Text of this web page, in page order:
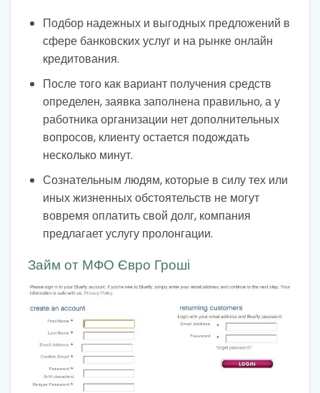
Подбор надежных и выгодных предложений в
сфере банковских услуг и на рынке онлайн
кредитования.
После того как вариант получения средств
определен, заявка заполнена правильно, а у
работника организации нет дополнительных
вопросов, клиенту остается подождать
несколько минут.
Сознательным людям, которые в силу тех или
иных жизненных обстоятельств не могут
вовремя оплатить свой долг, компания
предлагает услугу пролонгации.
Займ от МФО Євро Гроші